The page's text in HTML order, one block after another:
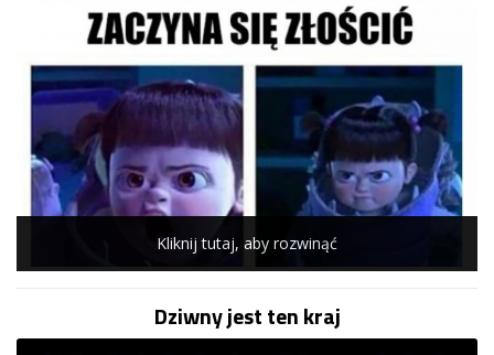
Kliknij tutaj, aby rozwinąć
Dziwny jest ten kraj